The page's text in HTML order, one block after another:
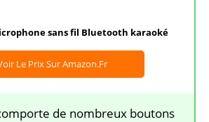
sans fil Bluetooth karaoké
Le Prix Sur Amazon.fr
de nombreux boutons